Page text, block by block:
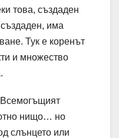
това, създаден
има
Тук е коренът
и множество
нищо… но
слънцето или